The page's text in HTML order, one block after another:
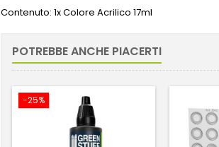
Contenuto: 1x Colore Acrilico 17ml
POTREBBE ANCHE PIACERTI
-25%